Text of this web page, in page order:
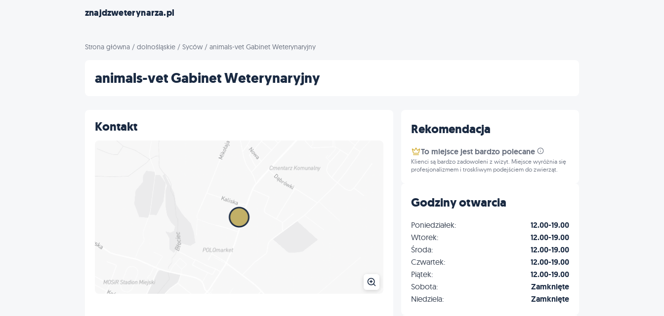
znajdzweterynarza.pl
Strona główna / dolnośląskie / Syców/ animals-vet Gabinet Weterynaryjny
animals-vet Gabinet Weterynaryjny
Kontakt Rekomendacja
To miejsce jest bardzo polecane
Klienci są bardzo zadowoleni z wizyt. Miejsce wyróżnia się
profesjonalizmem i troskliwym podejściem do zwierząt.
Godziny otwarcia
Poniedziałek: 12.00-19.00
Wtorek: 12.00-19.00
Środa: 12.00-19.00
Czwartek: 12.00-19.00
Piątek: 12.00-19.00
Sobota: Zamknięte
Niedziela: Zamknięte